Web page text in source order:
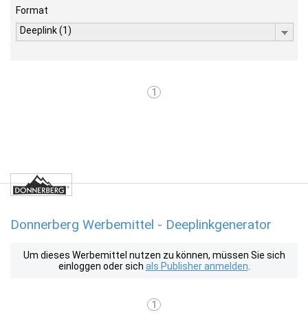
Format
Deeplink (1)
1
Donnerberg Werbemittel - Deeplinkgenerator
Um dieses Werbemittel nutzen zu können, müssen Sie sich
einloggen oder sich als Publisher anmelden
1